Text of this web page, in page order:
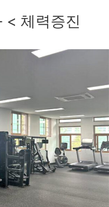
< 체력증진